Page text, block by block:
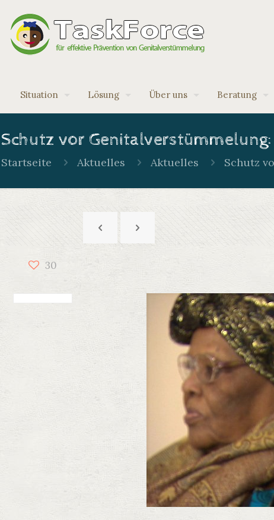
Situation Lösung Über uns Beratung
Schutz vor
Startseite Aktuelles Aktuelles Schutz
30